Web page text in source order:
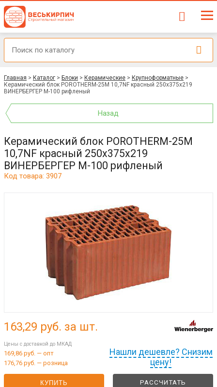
Главная > Каталог > Блоки > Керамические > Крупноформатные >
Керамический блок POROTHERM-25М 10,7NF красный 250x375x219
ВИНЕРБЕРГЕР М-100 рифленый
Назад
Керамический блок POROTHERM-25М
10,7NF красный 250x375x219
ВИНЕРБЕРГЕР М-100 рифленый
Код товара: 3907
Нашли дешевле? Снизим
цену!
163,29 руб. за шт.
Цены с доставкой до МКАД
169,86 руб. — опт
176,76 руб. — розница
КУПИТЬ РАССЧИТАТЬ